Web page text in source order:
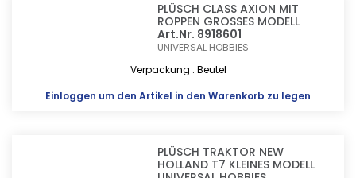
PLÜSCH CLASS AXION MIT
ROPPEN GROSSES MODELL
Art.Nr. 8918601
UNIVERSAL HOBBIES
Verpackung : Beutel
Einloggen um den Artikel in den Warenkorb zu legen
PLÜSCH TRAKTOR NEW
HOLLAND T7 KLEINES MODELL